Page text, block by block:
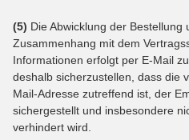
(5) Die Abwicklung der Bestellung
Zusammenhang mit dem
Informationen erfolgt per E-Mail
deshalb sicherzustellen, dass die
Mail-Adresse zutreffend ist, der
sichergestellt und insbesondere
verhindert wird.